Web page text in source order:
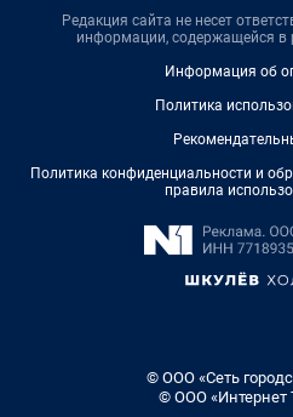
Редакция сайта не несет
информации, содержащейся в
Информация об
Политика
Политика конфиденциальности и
правила
© ООО «Сеть
© ООО «Интернет